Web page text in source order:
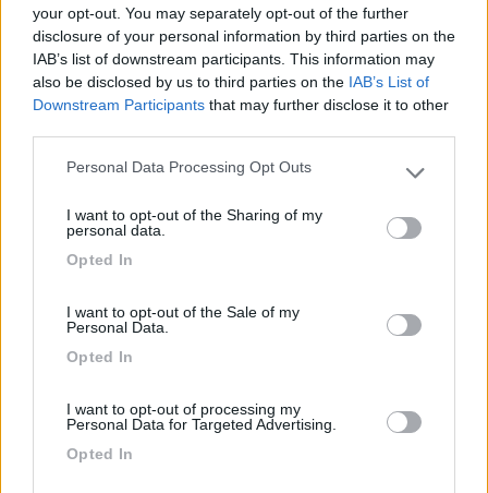
your opt-out. You may separately opt-out of the further
disclosure of your personal information by third parties on the
IAB’s list of downstream participants. This information may
also be disclosed by us to third parties on the IAB’s List of
Downstream Participants that may further disclose it to other
Please note that this website/app uses one or more Google
not limited to your visit or usage behaviour. You may click to
use your data for below specified purposes in below Google
Personal Data Processing Opt Outs
I want to opt-out of the Sharing of my
personal data.
Opted In
I want to opt-out of the Sale of my
Personal Data.
Opted In
I want to opt-out of processing my
Personal Data for Targeted Advertising.
Opted In